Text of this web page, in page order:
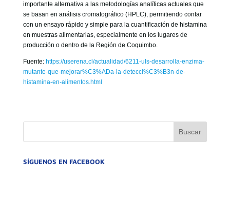
importante alternativa a las metodologías analíticas actuales que
se basan en análisis cromatográfico (HPLC), permitiendo contar
con un ensayo rápido y simple para la cuantificación de histamina
en muestras alimentarias, especialmente en los lugares de
producción o dentro de la Región de Coquimbo.
Fuente: https://userena.cl/actualidad/6211-uls-desarrolla-enzima-
mutante-que-mejorar%C3%ADa-la-detecci%C3%B3n-de-
histamina-en-alimentos.html
SÍGUENOS EN FACEBOOK